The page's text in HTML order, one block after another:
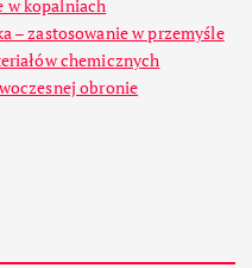
w kopalniach
– zastosowanie w przemyśle
chemicznych
obronie